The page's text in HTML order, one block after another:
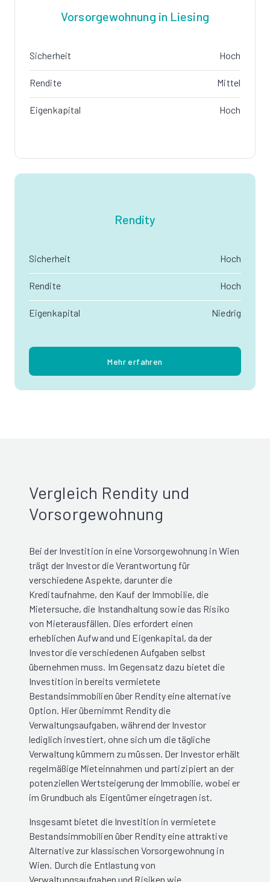
Vorsorgewohnung in Liesing
Sicherheit Hoch
Rendite Mittel
Eigenkapital Hoch
Rendity
Sicherheit Hoch
Rendite Hoch
Eigenkapital Niedrig
Mehr erfahren
Vergleich Rendity und
Vorsorgewohnung
Bei der Investition in eine Vorsorgewohnung in Wien
trägt der Investor die Verantwortung für
verschiedene Aspekte, darunter die
Kreditaufnahme, den Kauf der Immobilie, die
Mietersuche, die Instandhaltung sowie das Risiko
von Mieterausfällen. Dies erfordert einen
erheblichen Aufwand und Eigenkapital, da der
Investor die verschiedenen Aufgaben selbst
übernehmen muss. Im Gegensatz dazu bietet die
Investition in bereits vermietete
Bestandsimmobilien über Rendity eine alternative
Option. Hier übernimmt Rendity die
Verwaltungsaufgaben, während der Investor
lediglich investiert, ohne sich um die tägliche
Verwaltung kümmern zu müssen. Der Investor erhält
regelmäßige Mieteinnahmen und partizipiert an der
potenziellen Wertsteigerung der Immobilie, wobei er
im Grundbuch als Eigentümer eingetragen ist.
Insgesamt bietet die Investition in vermietete
Bestandsimmobilien über Rendity eine attraktive
Alternative zur klassischen Vorsorgewohnung in
Wien. Durch die Entlastung von
Verwaltungsaufgaben und Risiken wie